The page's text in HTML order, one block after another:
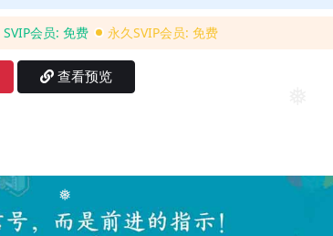
SVIP会员: 免费 永久SVIP会员: 免费
查看预览